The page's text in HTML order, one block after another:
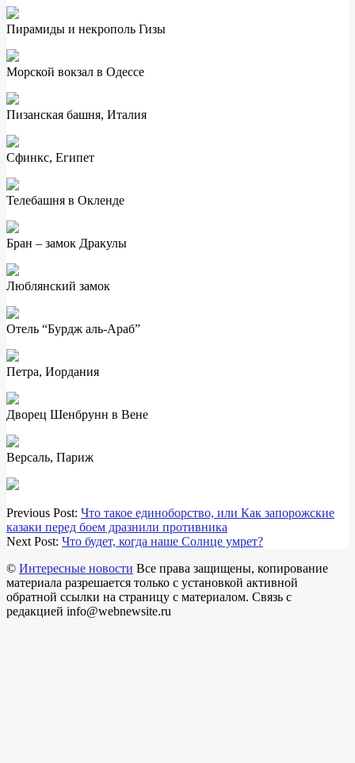
Пирамиды и некрополь Гизы
Морской вокзал в Одессе
Пизанская башня, Италия
Сфинкс, Египет
Телебашня в Окленде
Бран – замок Дракулы
Люблянский замок
Отель “Бурдж аль-Араб”
Петра, Иордания
Дворец Шенбрунн в Вене
Версаль, Париж
2018-
05-
24
Previous Post: Что такое единоборство, или Как запорожские
казаки перед боем дразнили противника
Next Post: Что будет, когда наше Солнце умрет?
© Интересные новости Все права защищены, копирование
материала разрешается только с установкой активной
обратной ссылки на страницу с материалом. Связь с
редакцией info@webnewsite.ru